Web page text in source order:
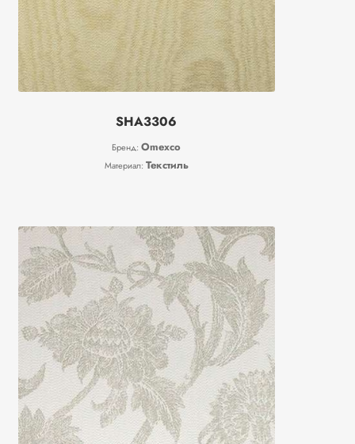
SHA3306
Бренд:Omexco
Материал: Текстиль